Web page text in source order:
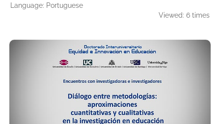
Language: Portuguese
Viewed: 6 times